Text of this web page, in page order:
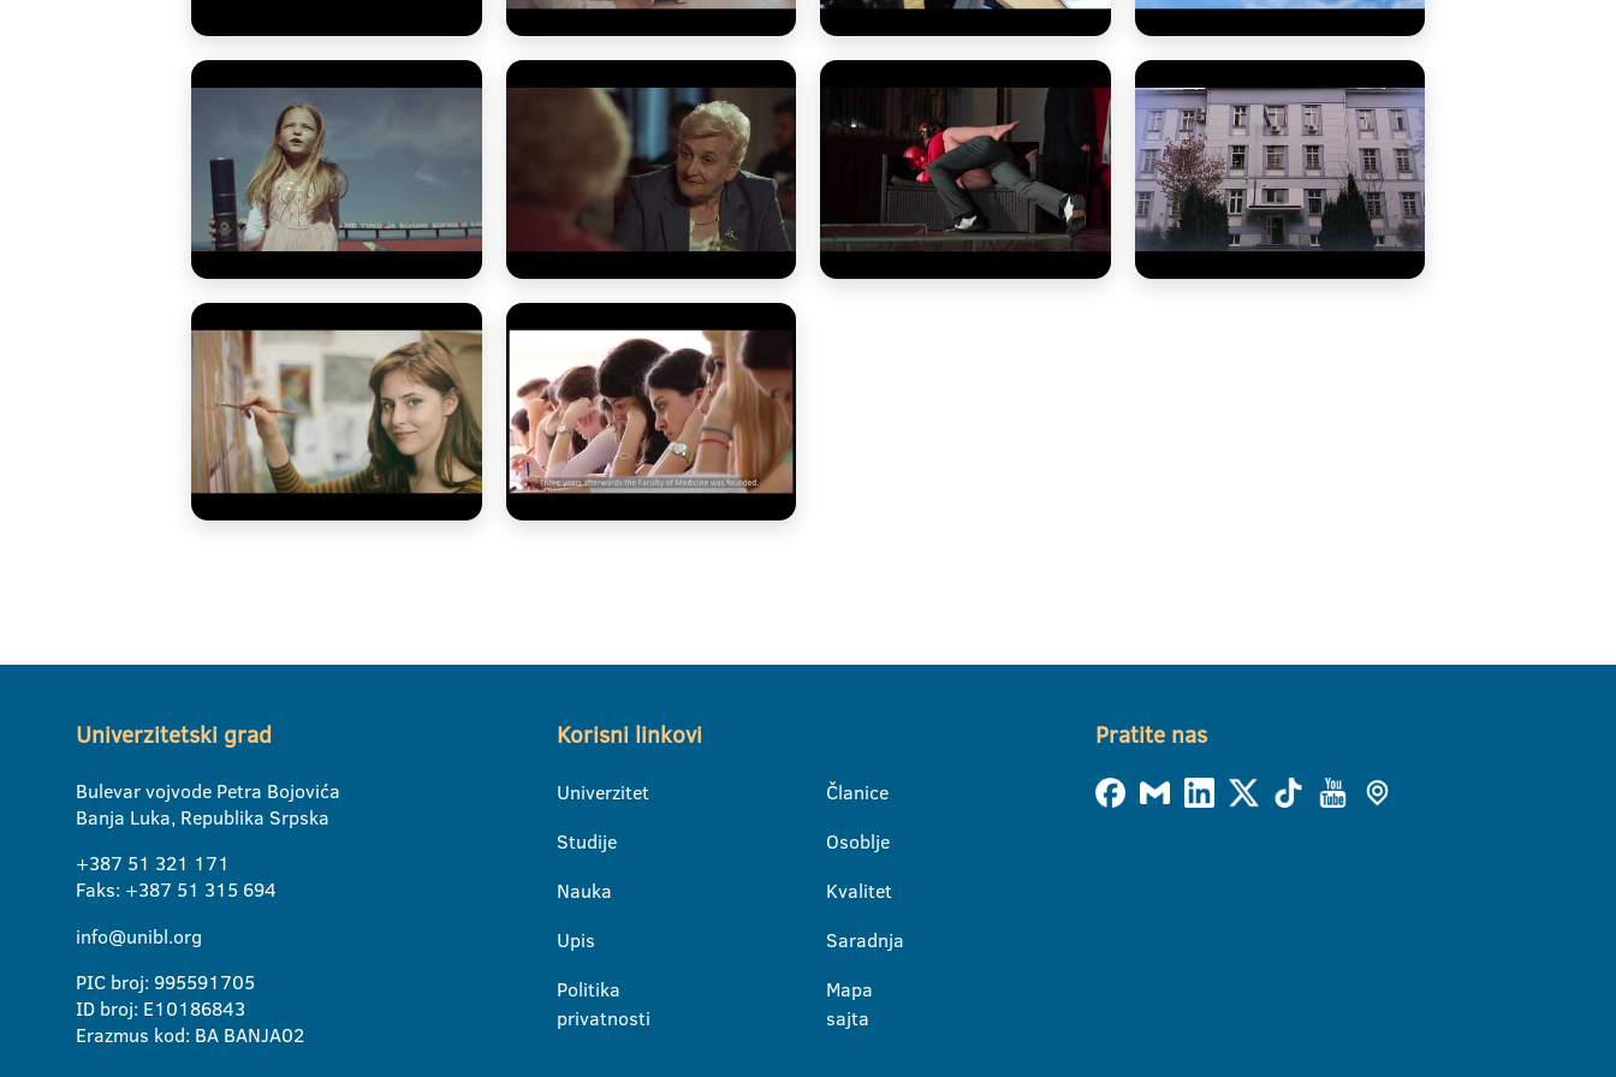
Univerzitetski grad
Bulevar vojvode Petra Bojovića
Banja Luka, Republika Srpska
+387 51 321 171
Faks: +387 51 315 694
info@unibl.org
PIC broj: 995591705
ID broj: E10186843
Erazmus kod: BA BANJA02
Korisni linkovi
Univerzitet
Studije
Nauka
Upis
Politika
privatnosti
Članice
Osoblje
Kvalitet
Saradnja
Mapa
sajta
Pratite nas